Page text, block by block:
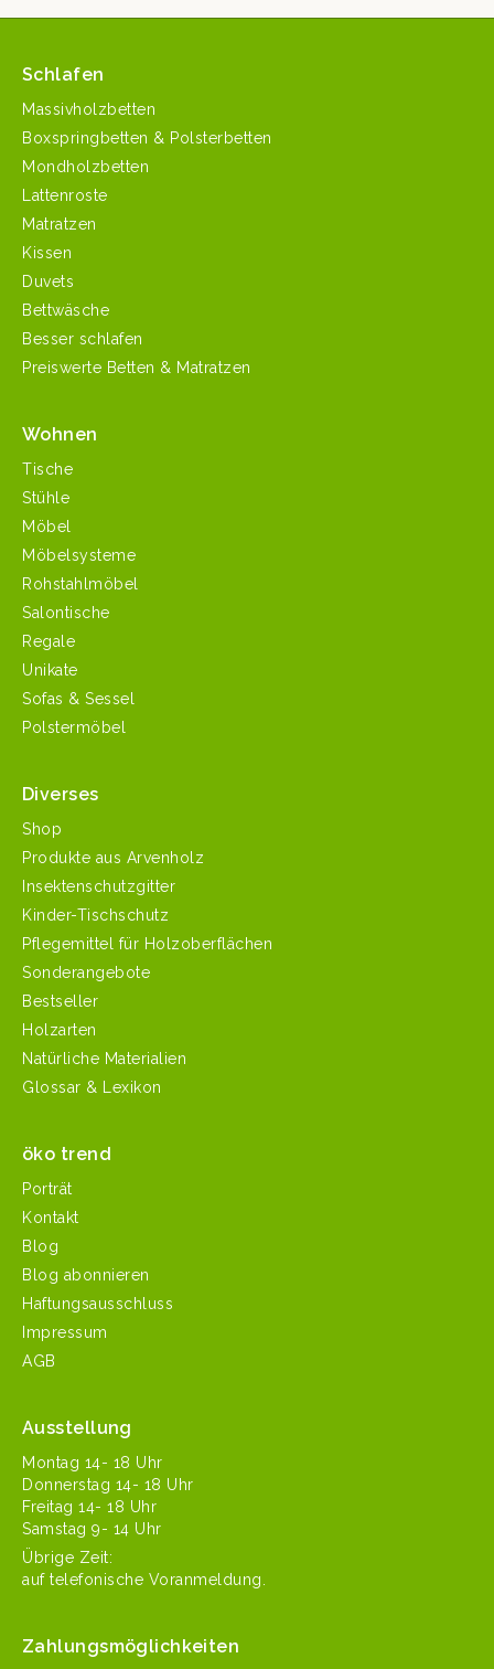
Schlafen
Massivholzbetten
Boxspringbetten & Polsterbetten
Mondholzbetten
Lattenroste
Matratzen
Kissen
Duvets
Bettwäsche
Besser schlafen
Preiswerte Betten & Matratzen
Wohnen
Tische
Stühle
Möbel
Möbelsysteme
Rohstahlmöbel
Salontische
Regale
Unikate
Sofas & Sessel
Polstermöbel
Diverses
Shop
Produkte aus Arvenholz
Insektenschutzgitter
Kinder-Tischschutz
Pflegemittel für Holzoberflächen
Sonderangebote
Bestseller
Holzarten
Natürliche Materialien
Glossar & Lexikon
öko trend
Porträt
Kontakt
Blog
Blog abonnieren
Haftungsausschluss
Impressum
AGB
Ausstellung
Mon­tag 14- 18 Uhr
Don­ner­stag 14- 18 Uhr
Fre­itag 14- 18 Uhr
Sam­stag 9- 14 Uhr
Übrige Zeit:
auf tele­fonis­che Voranmeldung.
Zahlungsmöglichkeiten